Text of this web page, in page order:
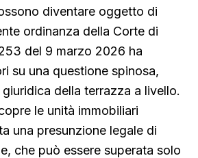
diventare oggetto di
ordinanza della Corte di
del 9 marzo 2026 ha
su una questione spinosa,
della terrazza a livello.
le unità immobiliari
una presunzione legale di
che può essere superata solo